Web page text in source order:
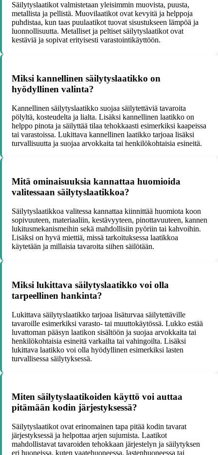
Säilytyslaatikot valmistetaan yleisimmin muovista, puusta,
metallista ja pellistä. Muovilaatikot ovat kevyitä ja helppoja
puhdistaa, kun taas puulaatikot tuovat sisustukseen lämpöä ja
luonnollisuutta. Metalliset ja peltiset säilytyslaatikot ovat
kestäviä ja sopivat erityisesti varastointikäyttöön.
Miksi kannellinen säilytyslaatikko on
hyödyllinen valinta?
Kannellinen säilytyslaatikko suojaa säilytettäviä tavaroita
pölyltä, kosteudelta ja lialta. Lisäksi kannellinen laatikko on
helppo pinota ja säilyttää tilaa tehokkaasti esimerkiksi kaapeissa
tai varastoissa. Lukittava kannellinen laatikko tarjoaa lisäksi
turvallisuutta ja suojaa arvokkaita tai henkilökohtaisia esineitä.
Mitä ominaisuuksia kannattaa huomioida
valitessaan säilytyslaatikkoa?
Säilytyslaatikkoa valitessa kannattaa kiinnittää huomiota koon
sopivuuteen, materiaaliin, kestävyyteen, pinottavuuteen, kannen
lukitusmekanismeihin sekä mahdollisiin pyöriin tai kahvoihin.
Lisäksi on hyvä miettiä, missä tarkoituksessa laatikkoa
käytetään ja millaisia tavaroita siihen säilötään.
Miksi lukittava säilytyslaatikko voi olla
tarpeellinen hankinta?
Lukittava säilytyslaatikko tarjoaa lisäturvaa säilytettäville
tavaroille esimerkiksi varasto- tai muuttokäytössä. Lukko estää
luvattoman pääsyn laatikon sisältöön ja suojaa arvokkaita tai
henkilökohtaisia esineitä varkailta tai vahingoilta. Lisäksi
lukittava laatikko voi olla hyödyllinen esimerkiksi lasten
turvallisessa säilytyksessä.
Miten säilytyslaatikoiden käyttö voi auttaa
pitämään kodin järjestyksessä?
Säilytyslaatikot ovat erinomainen tapa pitää kodin tavarat
järjestyksessä ja helpottaa arjen sujumista. Laatikot
mahdollistavat tavaroiden tehokkaan järjestelyn ja säilytyksen
eri huoneissa, kuten vaatehuoneessa, lastenhuoneessa tai